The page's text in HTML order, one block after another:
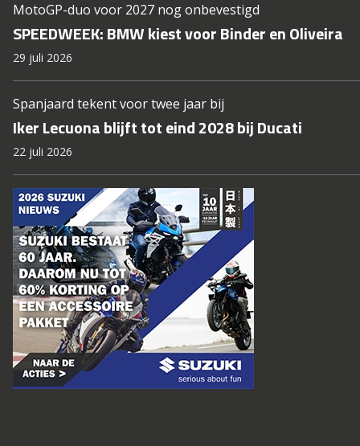
MotoGP-duo voor 2027 nog onbevestigd
SPEEDWEEK: BMW kiest voor Binder en Oliveira
29 juli 2026
Spanjaard tekent voor twee jaar bij
Iker Lecuona blijft tot eind 2028 bij Ducati
22 juli 2026